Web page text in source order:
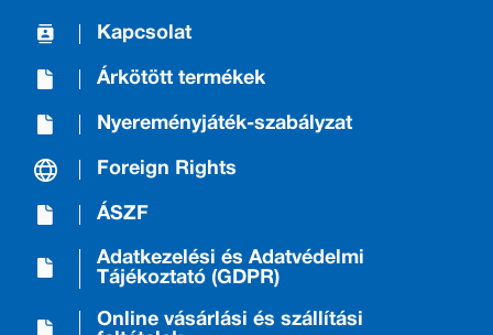
Kapcsolat
Árkötött termékek
Nyereményjáték-szabályzat
Foreign Rights
ÁSZF
Adatkezelési és Adatvédelmi
Tájékoztató (GDPR)
Online vásárlási és szállítási